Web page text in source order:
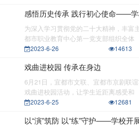
昌市中等职业学校招生录取征集志愿公告
业教育中心2023级新生报到注册公告
业教育中心关于旅游服务与管理和高星级饭店运
业教育中心 谢绝“升学宴”“谢师宴”倡议书
感悟历史传承 践行初心使命——
馆开展支部主题党日活动
为深入学习贯彻党的二十大精神，丰富
都市职业教育中心第一党支部组织全体
2023-6-26 14613
戏曲进校园 传承在身边
6月21日，宜都市文联、宜都市京剧联
戏曲进校园活动，让学生近距离感受和
2023-6-25 12681
以“演”筑防 以“练”守护——学校开